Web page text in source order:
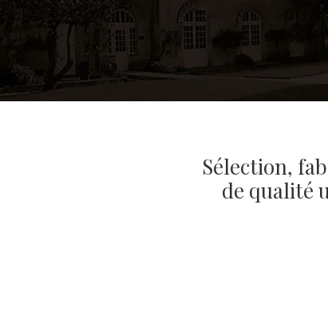
Sélection,
de qualité